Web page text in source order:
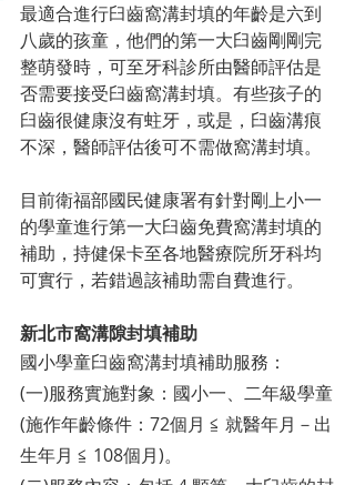
最適合進行臼齒窩溝封填的年齡是六到
八歲的孩童，他們的第一大臼齒剛剛完
整萌發時，可至牙科診所由醫師評估是
否需要接受臼齒窩溝封填。有些孩子的
臼齒很健康沒有蛀牙，或是，臼齒溝痕
不深，醫師評估後可不需做窩溝封填。
目前衛福部國民健康署有針對剛上小一
的學童進行第一大臼齒免費窩溝封填的
補助，持健保卡至各地醫療院所牙科均
可實行，若錯過該補助需自費進行。
新北市窩溝隙封填補助
國小學童臼齒窩溝封填補助服務：
(一)服務實施對象：國小一、二年級學童
(施作年齡條件：72個月 ≦ 就醫年月－出
生年月 ≦ 108個月)。